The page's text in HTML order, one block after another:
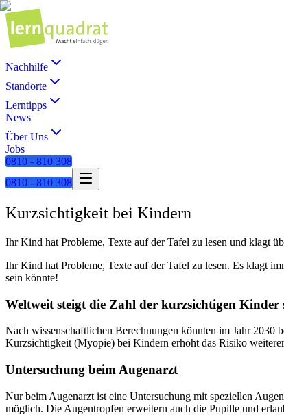
Nachhilfe
Standorte
Lerntipps
News
Über Uns
Jobs
0810 - 810 308
0810 - 810 308
Kurzsichtigkeit bei Kindern
Ihr Kind hat Probleme, Texte auf der Tafel zu lesen und klagt
Ihr Kind hat Probleme, Texte auf der Tafel zu lesen. Es klagt
sein könnte!
Weltweit steigt die Zahl der kurzsichtigen Kinder
Nach wissenschaftlichen Berechnungen könnten im Jahr 2030
Kurzsichtigkeit (Myopie) bei Kindern erhöht das Risiko
Untersuchung beim Augenarzt
Nur beim Augenarzt ist eine Untersuchung mit speziellen
möglich. Die Augentropfen erweitern auch die Pupille und